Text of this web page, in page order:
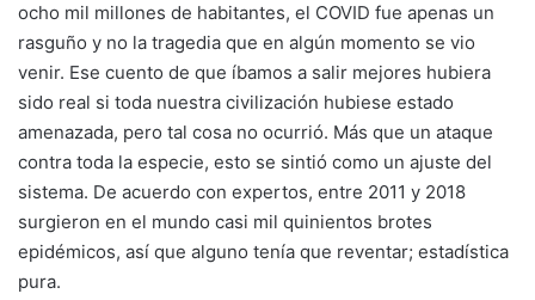
ocho mil millones de habitantes, el COVID fue apenas un
rasguño y no la tragedia que en algún momento se vio
venir. Ese cuento de que íbamos a salir mejores hubiera
sido real si toda nuestra civilización hubiese estado
amenazada, pero tal cosa no ocurrió. Más que un ataque
contra toda la especie, esto se sintió como un ajuste del
sistema. De acuerdo con expertos, entre 2011 y 2018
surgieron en el mundo casi mil quinientos brotes
epidémicos, así que alguno tenía que reventar; estadística
pura.